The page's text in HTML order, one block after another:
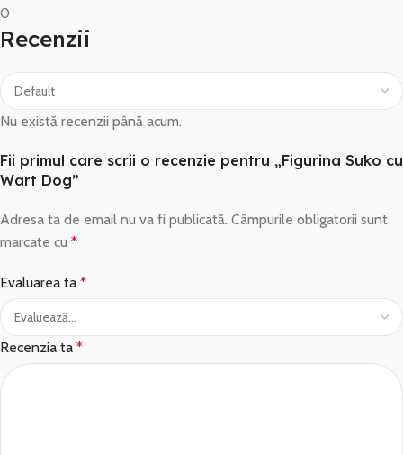
0
Recenzii
Nu există recenzii până acum.
Fii primul care scrii o recenzie pentru „Figurina Suko cu
Wart Dog”
Adresa ta de email nu va fi publicată. Câmpurile obligatorii sunt
marcate cu *
Evaluarea ta *
Recenzia ta *